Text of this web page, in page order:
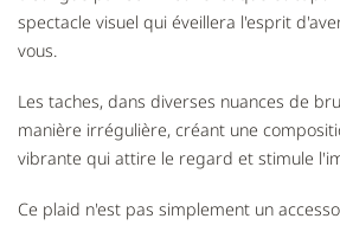
spectacle visuel qui éveillera l'esprit
vous.
Les taches, dans diverses nuances de
manière irrégulière, créant une
vibrante qui attire le regard et stimule
Ce plaid n'est pas simplement un